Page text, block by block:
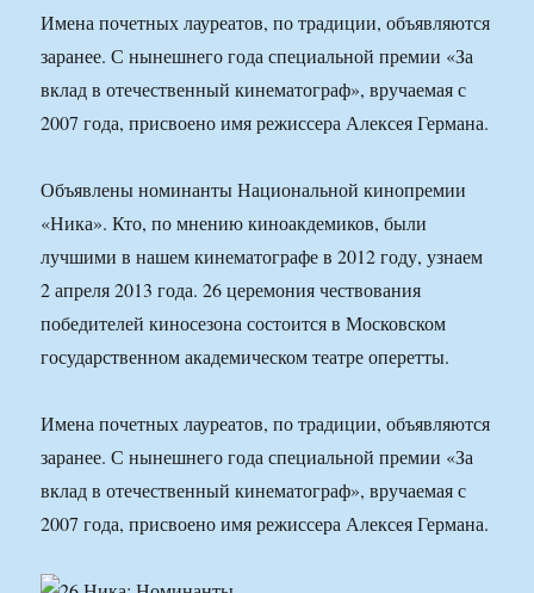
Имена почетных лауреатов, по традиции, объявляются
заранее. С нынешнего года специальной премии «За
вклад в отечественный кинематограф», вручаемая с
2007 года, присвоено имя режиссера Алексея Германа.
Объявлены номинанты Национальной кинопремии
«Ника». Кто, по мнению киноакдемиков, были
лучшими в нашем кинематографе в 2012 году, узнаем
2 апреля 2013 года. 26 церемония чествования
победителей киносезона состоится в Московском
государственном академическом театре оперетты.
Имена почетных лауреатов, по традиции, объявляются
заранее. С нынешнего года специальной премии «За
вклад в отечественный кинематограф», вручаемая с
2007 года, присвоено имя режиссера Алексея Германа.